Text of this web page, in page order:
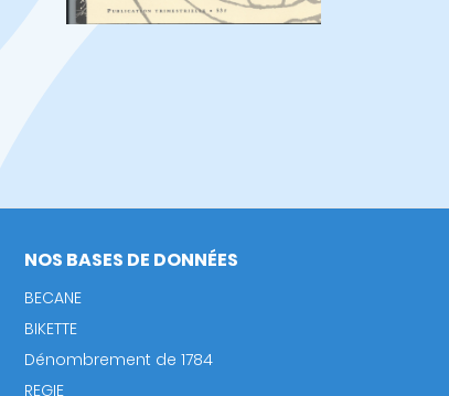
NOS BASES DE DONNÉES
BECANE
BIKETTE
Dénombrement de 1784
REGIE